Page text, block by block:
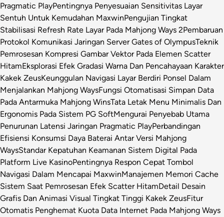
Pragmatic PlayPentingnya Penyesuaian Sensitivitas Layar
Sentuh Untuk Kemudahan MaxwinPengujian Tingkat
Stabilisasi Refresh Rate Layar Pada Mahjong Ways 2Pembaruan
Protokol Komunikasi Jaringan Server Gates of OlympusTeknik
Pemrosesan Kompresi Gambar Vektor Pada Elemen Scatter
HitamEksplorasi Efek Gradasi Warna Dan Pencahayaan Karakter
Kakek ZeusKeunggulan Navigasi Layar Berdiri Ponsel Dalam
Menjalankan Mahjong WaysFungsi Otomatisasi Simpan Data
Pada Antarmuka Mahjong WinsTata Letak Menu Minimalis Dan
Ergonomis Pada Sistem PG SoftMengurai Penyebab Utama
Penurunan Latensi Jaringan Pragmatic PlayPerbandingan
Efisiensi Konsumsi Daya Baterai Antar Versi Mahjong
WaysStandar Kepatuhan Keamanan Sistem Digital Pada
Platform Live KasinoPentingnya Respon Cepat Tombol
Navigasi Dalam Mencapai MaxwinManajemen Memori Cache
Sistem Saat Pemrosesan Efek Scatter HitamDetail Desain
Grafis Dan Animasi Visual Tingkat Tinggi Kakek ZeusFitur
Otomatis Penghemat Kuota Data Internet Pada Mahjong Ways